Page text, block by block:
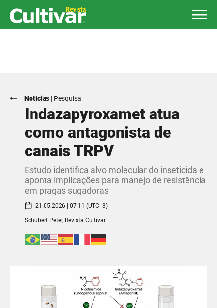
Notícias | Pesquisa
Indazapyroxamet atua
como antagonista de
canais TRPV
Estudo identifica alvo molecular do inseticida e
aponta implicações para manejo de resistência
em pragas sugadoras
21.05.2026 | 07:11 (UTC -3)
Schubert Peter, Revista Cultivar